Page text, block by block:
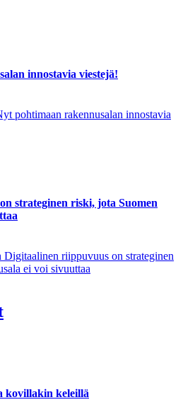
innostavia viestejä!
pohtimaan rakennusalan innostavia
strateginen riski, jota Suomen
riippuvuus on strateginen
ei voi sivuuttaa
kovillakin keleillä